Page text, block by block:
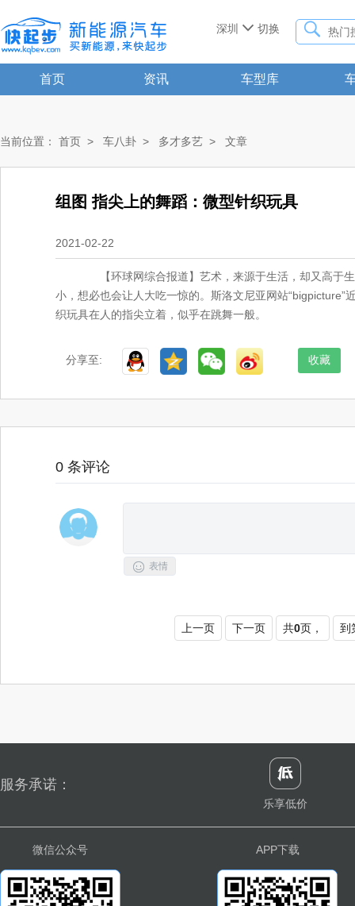
深圳  切换 
首页 资讯 车型库
当前位置： 首页 > 车八卦 > 多才多艺 > 文章
组图 指尖上的舞蹈：微型针织玩具
2021-02-22
【环球网综合报道】艺术，来源于生活，却又高于
小，想必也会让人大吃一惊的。斯洛文尼亚网站“bigpicture”
织玩具在人的指尖立着，似乎在跳舞一般。
分享至: 收藏
0 条评论
 表情
上一页 下一页 共0页， 到
服务承诺：
乐享低价
微信公众号 APP下载